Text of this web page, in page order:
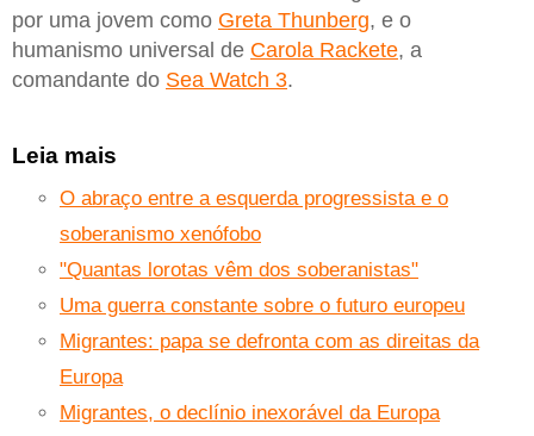
por uma jovem como Greta Thunberg, e o
humanismo universal de Carola Rackete, a
comandante do Sea Watch 3.
Leia mais
O abraço entre a esquerda progressista e o
soberanismo xenófobo
"Quantas lorotas vêm dos soberanistas"
Uma guerra constante sobre o futuro europeu
Migrantes: papa se defronta com as direitas da
Europa
Migrantes, o declínio inexorável da Europa